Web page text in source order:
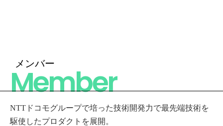
メンバー
Member
NTTドコモグループで培った技術開発力で最先端技術を
駆使したプロダクトを展開。